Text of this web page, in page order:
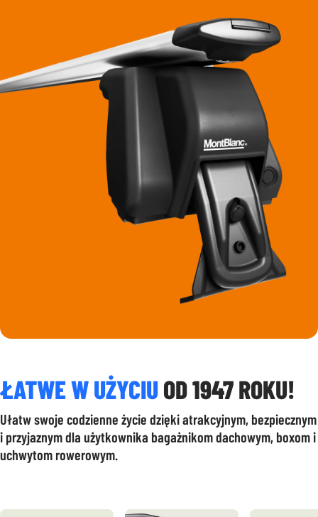
ŁATWE W UŻYCIUOD 1947 ROKU!
Ułatw swoje codzienne życie dzięki atrakcyjnym, bezpiecznym
i przyjaznym dla użytkownika bagażnikom dachowym, boxom i
uchwytom rowerowym.